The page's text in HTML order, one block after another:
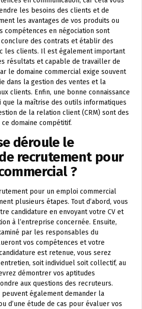
les besoins des clients et de
les avantages de vos produits ou
compétences en négociation sont
des contrats et établir des
les clients. Il est également important
résultats et capable de travailler de
le domaine commercial exige souvent
dans la gestion des ventes et la
clients. Enfin, une bonne connaissance
que la maîtrise des outils informatiques
de la relation client (CRM) sont des
domaine compétitif.
déroule le
recrutement pour
?
pour un emploi commercial
plusieurs étapes. Tout d’abord, vous
candidature en envoyant votre CV et
à l’entreprise concernée. Ensuite,
par les responsables du
vos compétences et votre
est retenue, vous serez
soit individuel soit collectif, au
démontrer vos aptitudes
aux questions des recruteurs.
également demander la
d’une étude de cas pour évaluer vos